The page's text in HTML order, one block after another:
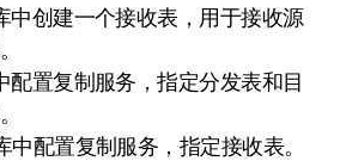
中创建一个接收表，用于接收源
配置复制服务，指定分发表和目
中配置复制服务，指定接收表。